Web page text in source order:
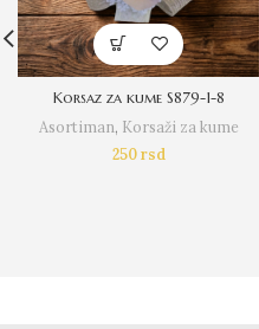
Korsaz za kume S879-1-8
Asortiman, Korsaži za kume
250rsd